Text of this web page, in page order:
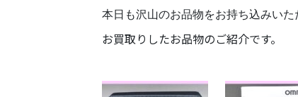
本日も沢山のお品物をお持ち込みいた
お買取りしたお品物のご紹介です。